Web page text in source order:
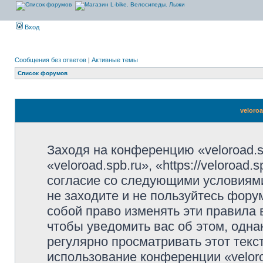
Вход
Сообщения без ответов | Активные темы
Список форумов
Заходя на конференцию
«veloroad.spb.ru», «https://
согласие со следующими
не заходите и не пользуйтесь
собой право изменять эти
чтобы уведомить вас об этом,
регулярно просматривать этот
использование конференции